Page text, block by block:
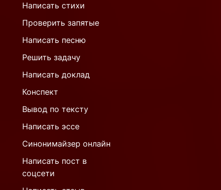
Написать стихи
Проверить запятые
Написать песню
Решить задачу
Написать доклад
Конспект
Вывод по тексту
Написать эссе
Синонимайзер онлайн
Написать пост в
соцсети